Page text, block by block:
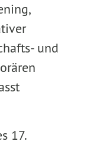
und
17.